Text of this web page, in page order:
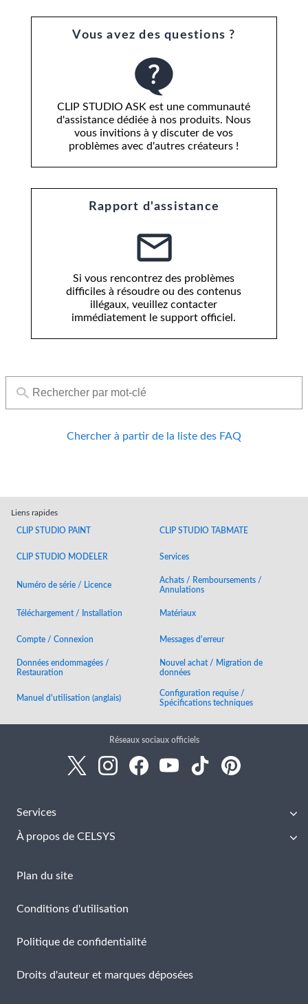
Vous avez des questions ?
CLIP STUDIO ASK est une communauté
d'assistance dédiée à nos produits. Nous
vous invitions à y discuter de vos
problèmes avec d'autres créateurs !
Rapport d'assistance
Si vous rencontrez des problèmes
difficiles à résoudre ou des contenus
illégaux, veuillez contacter
immédiatement le support officiel.
Chercher à partir de la liste des FAQ
Liens rapides
CLIP STUDIO PAINT CLIP STUDIO TABMATE
CLIP STUDIO MODELER Services
Numéro de série / Licence
Achats / Remboursements /
Annulations
Téléchargement / Installation Matériaux
Compte / Connexion Messages d'erreur
Données endommagées /
Restauration
Nouvel achat / Migration de
données
Manuel d'utilisation (anglais)
Configuration requise /
Spécifications techniques
Réseaux sociaux officiels
Services
À propos de CELSYS
Plan du site
Conditions d'utilisation
Politique de confidentialité
Droits d'auteur et marques déposées